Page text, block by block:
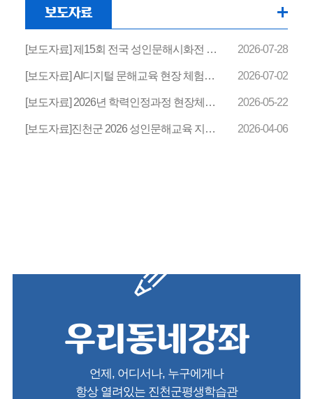
보도자료
[보도자료] 제15회 전국 성인문해시화전 작품전시회 2026-07-28
[보도자료] AI디지털 문해교육 현장 체험학습 실시 2026-07-02
[보도자료] 2026년 학력인정과정 현장체험학습 2026-05-22
[보도자료]진천군 2026 성인문해교육 지원사업 선정(12년 연속) 2026-04-06
우리동네강좌
언제, 어디서나, 누구에게나
항상 열려있는 진천군평생학습관